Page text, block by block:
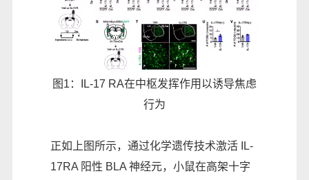
图1：IL-17 RA在中枢发挥作用以诱导焦虑
行为
正如上图所示，通过化学遗传技术激活 IL-
17RA 阳性 BLA 神经元，小鼠在高架十字